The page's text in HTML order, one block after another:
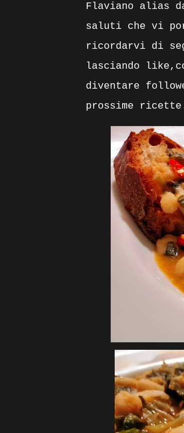
Flaviano alias
saluti che vi
ricordarvi di
lasciando
diventare
prossime